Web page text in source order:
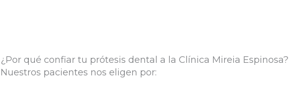
¿Por qué confiar tu prótesis dental a la Clínica Mireia Espinosa?
Nuestros pacientes nos eligen por: